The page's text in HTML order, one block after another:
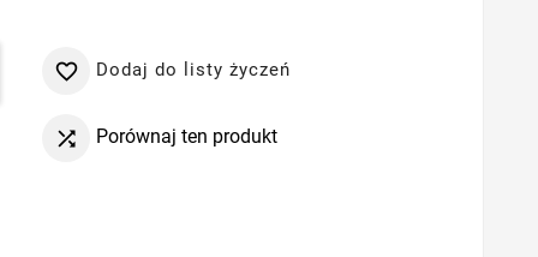
 Dodaj do listy życzeń
 Porównaj ten produkt